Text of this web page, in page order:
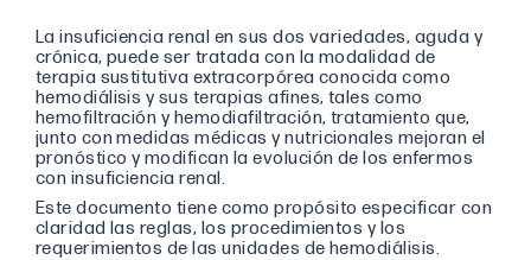
La insuficiencia renal en sus dos variedades, aguda y
crónica, puede ser tratada con la modalidad de
terapia sustitutiva extracorpórea conocida como
hemodiálisis y sus terapias afines, tales como
hemofiltración y hemodiafiltración, tratamiento que,
junto con medidas médicas y nutricionales mejoran el
pronóstico y modifican la evolución de los enfermos
con insuficiencia renal.
Este documento tiene como propósito especificar con
claridad las reglas, los procedimientos y los
requerimientos de las unidades de hemodiálisis.